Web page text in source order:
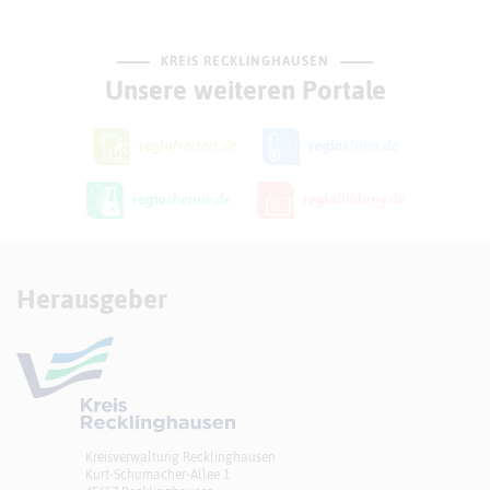
KREIS RECKLINGHAUSEN
Unsere weiteren Portale
Herausgeber
Kreisverwaltung Recklinghausen
Kurt-Schumacher-Allee 1